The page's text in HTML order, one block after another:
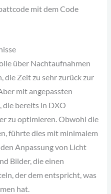
mit dem Code
über Nachtaufnahmen
die Zeit zu sehr zurück zur
mit angepassten
die bereits in DXO
zu optimieren. Obwohl die
führte dies mit minimalem
Anpassung von Licht
Bilder, die einen
der dem entspricht, was
hat.